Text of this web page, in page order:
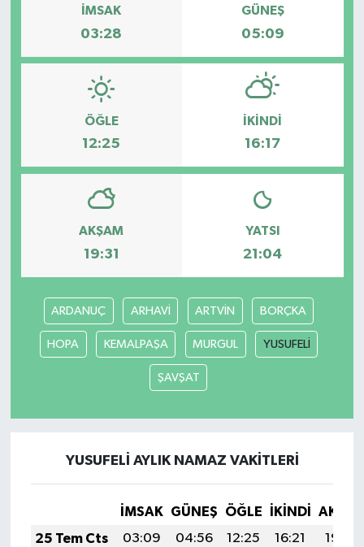
İMSAK
03:28
GÜNEŞ
05:09
ÖĞLE
12:25
İKINDI
16:17
AKŞAM
19:31
YATSI
21:04
ARDANUÇ ARHAVİ ARTVİN BORÇKA
HOPA KEMALPAŞA MURGUL YUSUFELİ
ŞAVŞAT
YUSUFELİ AYLIK NAMAZ VAKITLERI
İMSAK GÜNEŞ ÖĞLE İKINDI
25 Tem Cts
03:09 04:56 12:25 16:21
19:44